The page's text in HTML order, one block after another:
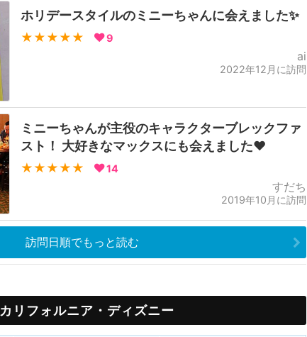
ホリデースタイルのミニーちゃんに会えました✨
★★★★★ 9
ai
2022年12月に訪問
ミニーちゃんが主役のキャラクターブレックファ
スト！ 大好きなマックスにも会えました❤️
★★★★★ 14
すだち
2019年10月に訪問
訪問日順でもっと読む
カリフォルニア・ディズニー